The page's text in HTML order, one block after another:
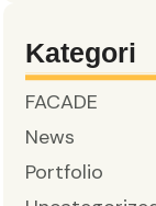
Kategori
FACADE
News
Portfolio